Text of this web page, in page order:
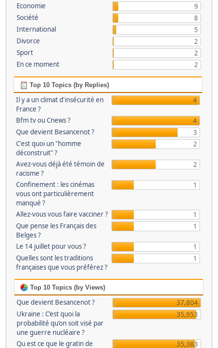
Economie
9
Société
8
International
5
Divorce
2
Sport
2
En ce moment
2
Top 10 Topics (by Replies)
Il y a un climat d'insécurité en
France ?
4
Bfm tv ou Cnews ?
4
Que devient Besancenot ?
3
C'est quoi un "homme
déconstruit" ?
2
Avez-vous déjà été témoin de
racisme ?
2
Confinement : les cinémas
vous ont particulièrement
manqué ?
1
Allez-vous vous faire vacciner ?
1
Que pense les Français des
Belges ?
1
Le 14 juillet pour vous ?
1
Quelles sont les traditions
françaises que vous préférez ?
1
Top 10 Topics (by Views)
Que devient Besancenot ?
37,804
Ukraine : C’est quoi la
probabilité qu’on soit visé par
une guerre nucléaire ?
35,953
Qu est ce que le gratin de 35,383